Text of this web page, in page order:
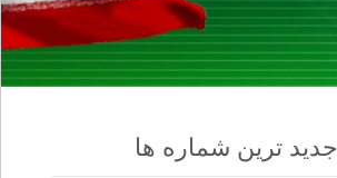
جدید ترین شماره ها